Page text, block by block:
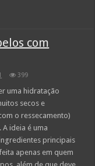
com
399
uma hidratação
secos e
o ressecamento)
ideia é uma
principais
apenas em quem